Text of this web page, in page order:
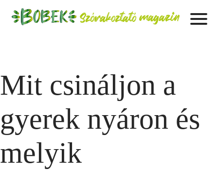
Mit csináljon a
gyerek nyáron és
melyik